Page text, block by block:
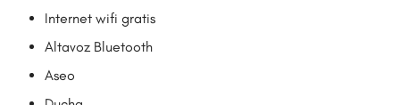
Internet wifi gratis
Altavoz Bluetooth
Aseo